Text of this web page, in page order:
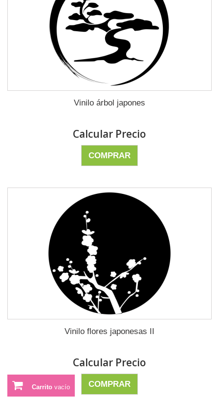
Carrito vacío
Vinilo árbol japones
Calcular Precio
COMPRAR
Vinilo flores japonesas II
Calcular Precio
COMPRAR